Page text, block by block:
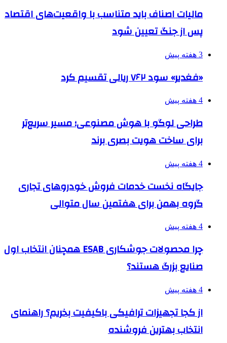
مالیات اصناف باید متناسب با واقعیت‌های اقتصاد
پس از جنگ تعیین شود
3 هفته پیش
«فغدیر» سود ۷۶۲ ریالی تقسیم کرد
4 هفته پیش
طراحی لوگو با هوش مصنوعی؛ مسیر سریع‌تر
برای ساخت هویت بصری برند
4 هفته پیش
جایگاه نخست خدمات فروش خودروهای تجاری
گروه بهمن برای هفتمین سال متوالی
4 هفته پیش
چرا محصولات جوشکاری ESAB همچنان انتخاب اول
صنایع بزرگ هستند؟
4 هفته پیش
از کجا تجهیزات ترافیکی باکیفیت بخریم؟ راهنمای
انتخاب بهترین فروشنده